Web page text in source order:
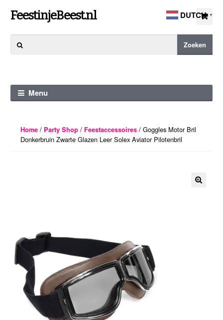
Ga
naar
navigatie
Ga
naar
de
FeestinjeBeest.nl
naar:
Zoeken
Menu
Home/ Party Shop/ Feestaccessoires/ Goggles Motor Bril
Donkerbruin Zwarte Glazen Leer Solex Aviator Pilotenbril
DUTCH ▼